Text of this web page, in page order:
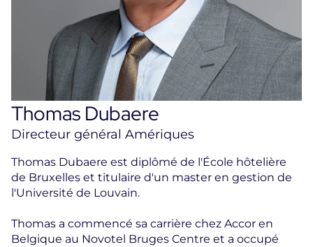
Thomas Dubaere
Directeur général Amériques
Thomas Dubaere est diplômé de l'École hôtelière
de Bruxelles et titulaire d'un master en gestion de
l'Université de Louvain.
Thomas a commencé sa carrière chez Accor en
Belgique au Novotel Bruges Centre et a occupé